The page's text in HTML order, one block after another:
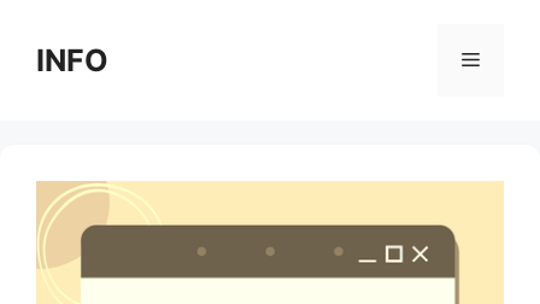
contentINFO Menu